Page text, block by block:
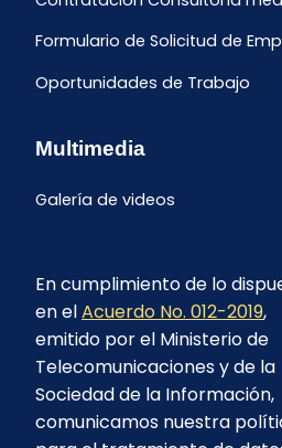
Formulario de Solicitud de
Oportunidades de Trabajo
Multimedia
Galería de videos
En cumplimiento de lo
en elAcuerdo No. 012-2019,
emitido por el Ministerio de
Telecomunicaciones y de la
Sociedad de la Información,
comunicamos nuestra